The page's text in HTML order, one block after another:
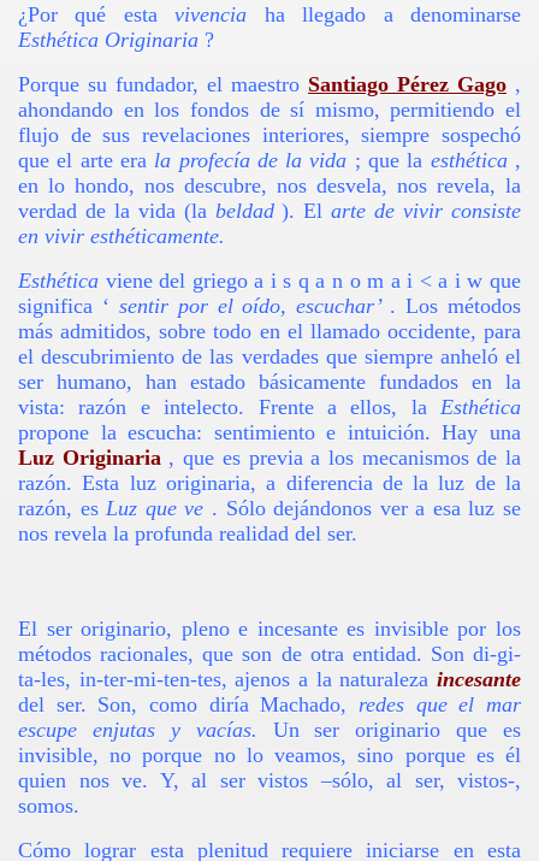
¿Por qué estavivencia ha llegado a denominarse
Esthética Originaria ?
Porque su fundador, el maestro Santiago Pérez Gago ,
ahondando en los fondos de sí mismo, permitiendo el
flujo de sus revelaciones interiores, siempre sospechó
que el arte era la profecía de la vida ; que la esthética ,
en lo hondo, nos descubre, nos desvela, nos revela, la
verdad de la vida (la beldad). Elarte de vivir consiste
en vivir esthéticamente.
Esthética viene del griego a i s q a n o m a i < a i w que
significa ‘ sentir por el oído, escuchar’ . Los métodos
más admitidos, sobre todo en el llamado occidente, para
el descubrimiento de las verdades que siempre anheló el
ser humano, han estado básicamente fundados en la
vista: razón e intelecto. Frente a ellos, la Esthética
propone la escucha: sentimiento e intuición. Hay una
Luz Originaria , que es previa a los mecanismos de la
razón. Esta luz originaria, a diferencia de la luz de la
razón, esLuz que ve . Sólo dejándonos ver a esa luz se
nos revela la profunda realidad del ser.
El ser originario, pleno e incesante es invisible por los
métodos racionales, que son de otra entidad. Son di-gi-
ta-les, in-ter-mi-ten-tes, ajenos a la naturaleza incesante
del ser. Son, como diría Machado, redes que el mar
escupe enjutas y vacías. Un ser originario que es
invisible, no porque no lo veamos, sino porque es él
quien nos ve. Y, al ser vistos –sólo, al ser, vistos-,
somos.
Cómo lograr esta plenitud requiere iniciarse en esta
para profanos